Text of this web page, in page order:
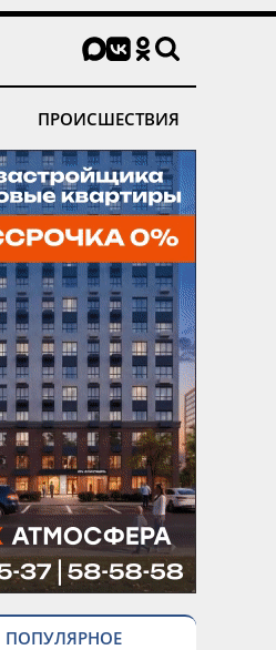
ПРОИСШЕСТВИЯ
ПОПУЛЯРНОЕ